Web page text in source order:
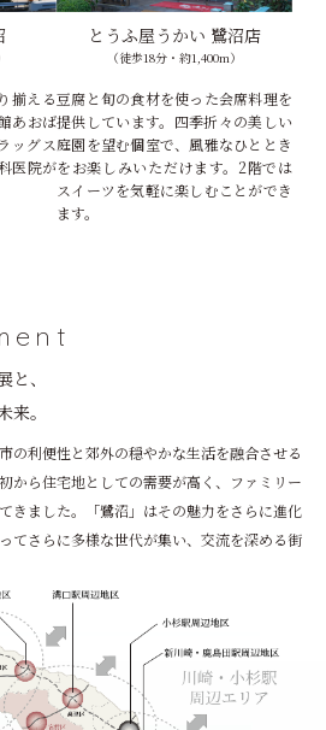
揃える
あおば
ッグス
医院が
とうふ屋うかい 鷺沼店
（徒歩18分・約1,400m）
豆腐と旬の食材を使った会席料理を
提供しています。四季折々の美しい
庭園を望む個室で、風雅なひととき
をお楽しみいただけます。2階では
スイーツを気軽に楽しむことができ
ます。
、
。
の利便性と郊外の穏やかな生活を融合させる
から住宅地としての需要が高く、ファミリー
きました。「鷺沼」はその魅力をさらに進化
てさらに多様な世代が集い、交流を深める街